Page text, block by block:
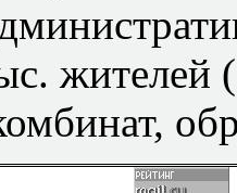
жителей